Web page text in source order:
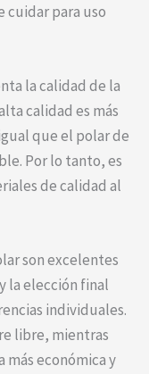
cuidar para uso
la calidad de la
calidad es más
que el polar de
Por lo tanto, es
de calidad al
son excelentes
la elección final
individuales.
libre, mientras
económica y